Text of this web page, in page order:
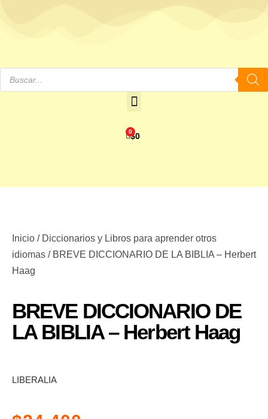
$0
0
Inicio / Diccionarios y Libros para aprender otros
idiomas / BREVE DICCIONARIO DE LA BIBLIA – Herbert
Haag
BREVE DICCIONARIO DE
LA BIBLIA – Herbert Haag
LIBERALIA